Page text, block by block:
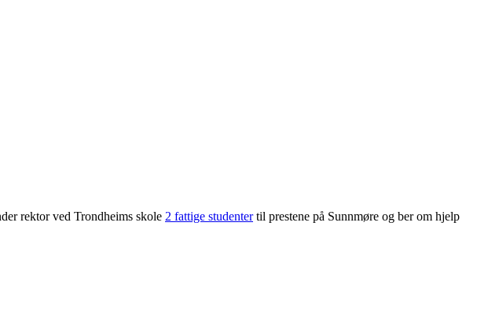
rektor ved Trondheims skole 2 fattige studentertil prestene på Sunnmøre og ber om hjelp